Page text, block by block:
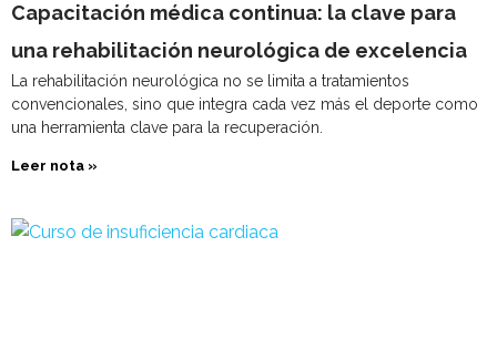
Capacitación médica continua: la clave para
una rehabilitación neurológica de excelencia
La rehabilitación neurológica no se limita a tratamientos
convencionales, sino que integra cada vez más el deporte como
una herramienta clave para la recuperación.
Leer nota »